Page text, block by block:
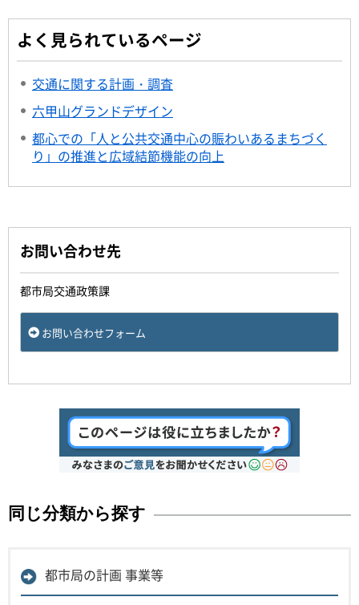
よく見られているページ
交通に関する計画・調査
六甲山グランドデザイン
都心での「人と公共交通中心の賑わいあるまちづく
り」の推進と広域結節機能の向上
お問い合わせ先
都市局交通政策課
お問い合わせフォーム
同じ分類から探す
都市局の計画 事業等